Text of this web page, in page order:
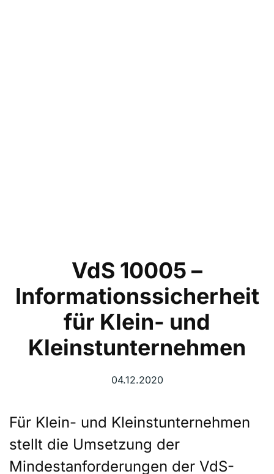
VdS 10005 –
Informationssicherheit
für Klein- und
Kleinstunternehmen
04.12.2020
Für Klein- und Kleinstunternehmen
stellt die Umsetzung der
Mindestanforderungen der VdS-